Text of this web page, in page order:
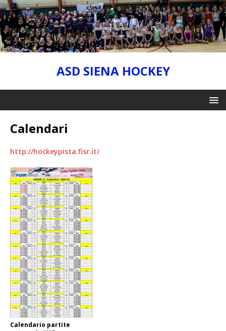
ASD SIENA HOCKEY
Calendari
http://hockeypista.fisr.it/
Calendario partite